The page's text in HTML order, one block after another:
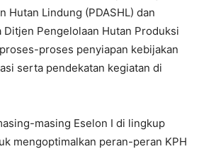
Hutan Lindung (PDASHL) dan
Ditjen Pengelolaan Hutan Produksi
proses penyiapan kebijakan
serta pendekatan kegiatan di
masing Eselon I di lingkup
mengoptimalkan peran-peran KPH